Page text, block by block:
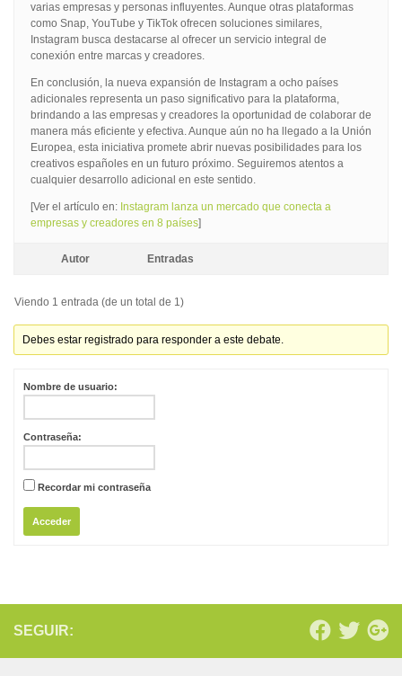
varias empresas y personas influyentes. Aunque otras plataformas
como Snap, YouTube y TikTok ofrecen soluciones similares,
Instagram busca destacarse al ofrecer un servicio integral de
conexión entre marcas y creadores.
En conclusión, la nueva expansión de Instagram a ocho países
adicionales representa un paso significativo para la plataforma,
brindando a las empresas y creadores la oportunidad de colaborar de
manera más eficiente y efectiva. Aunque aún no ha llegado a la Unión
Europea, esta iniciativa promete abrir nuevas posibilidades para los
creativos españoles en un futuro próximo. Seguiremos atentos a
cualquier desarrollo adicional en este sentido.
[Ver el artículo en: Instagram lanza un mercado que conecta a
empresas y creadores en 8 países]
Autor Entradas
Viendo 1 entrada (de un total de 1)
Debes estar registrado para responder a este debate.
Nombre de usuario:
Contraseña:
Recordar mi contraseña
Acceder
SEGUIR: